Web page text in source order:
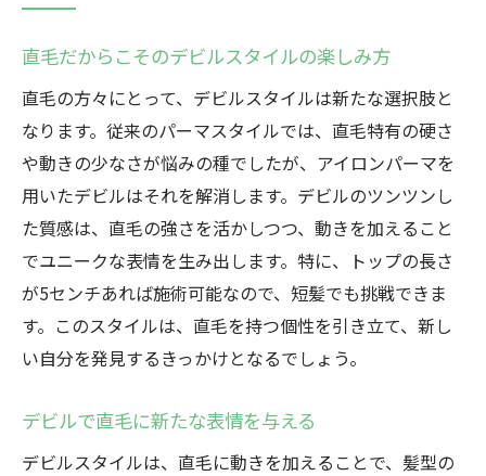
直毛だからこそのデビルスタイルの楽しみ方
直毛の方々にとって、デビルスタイルは新たな選択肢と
なります。従来のパーマスタイルでは、直毛特有の硬さ
や動きの少なさが悩みの種でしたが、アイロンパーマを
用いたデビルはそれを解消します。デビルのツンツンし
た質感は、直毛の強さを活かしつつ、動きを加えること
でユニークな表情を生み出します。特に、トップの長さ
が5センチあれば施術可能なので、短髪でも挑戦できま
す。このスタイルは、直毛を持つ個性を引き立て、新し
い自分を発見するきっかけとなるでしょう。
デビルで直毛に新たな表情を与える
デビルスタイルは、直毛に動きを加えることで、髪型の